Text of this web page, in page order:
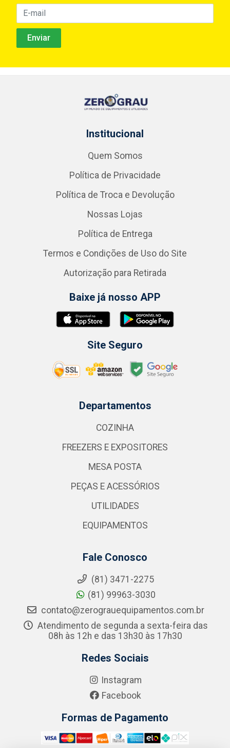
Institucional
Quem Somos
Política de Privacidade
Política de Troca e Devolução
Nossas Lojas
Política de Entrega
Termos e Condições de Uso do Site
Autorização para Retirada
Baixe já nosso APP
Site Seguro
Departamentos
COZINHA
FREEZERS E EXPOSITORES
MESA POSTA
PEÇAS E ACESSÓRIOS
UTILIDADES
EQUIPAMENTOS
Fale Conosco
(81) 3471-2275
(81) 99963-3030
contato@zerograuequipamentos.com.br
Atendimento de segunda a sexta-feira das
08h às 12h e das 13h30 às 17h30
Redes Sociais
Instagram
Facebook
Formas de Pagamento